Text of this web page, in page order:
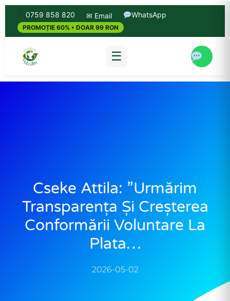
0759 858 820 ✉ Email WhatsApp
PROMOȚIE 60% • DOAR 99 RON
☰
Cseke Attila: ”Urmărim
Transparența Și Creșterea
Conformării Voluntare La
Plata…
2026-05-02